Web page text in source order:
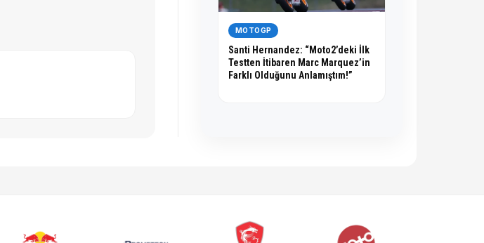
MOTOGP
Santi Hernandez: “Moto2’deki İlk
Testten İtibaren Marc Marquez’in
Farklı Olduğunu Anlamıştım!”